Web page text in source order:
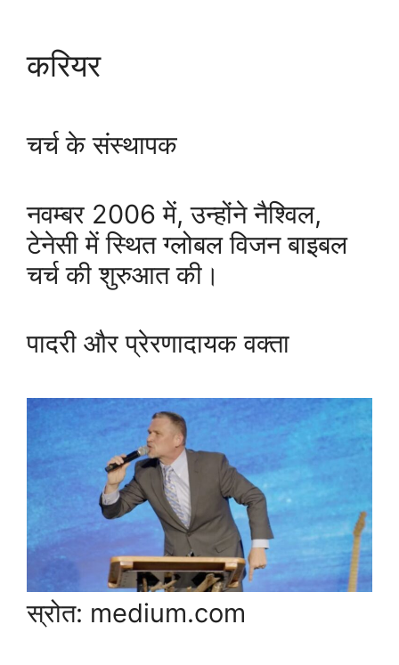
करियर
चर्च के संस्थापक
नवम्बर 2006 में, उन्होंने नैश्विल,
टेनेसी में स्थित ग्लोबल विजन बाइबल
चर्च की शुरुआत की।
पादरी और प्रेरणादायक वक्ता
स्रोत: medium.com